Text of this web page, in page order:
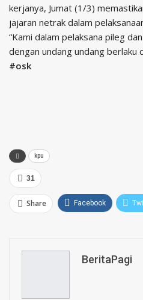
kerjanya, Jumat (1/3)
jajaran netrak dalam
“Kami dalam pelaksana pileg
dengan undang undang berlaku
#osk
kpu
31
Share Facebook
Email
BeritaPagi